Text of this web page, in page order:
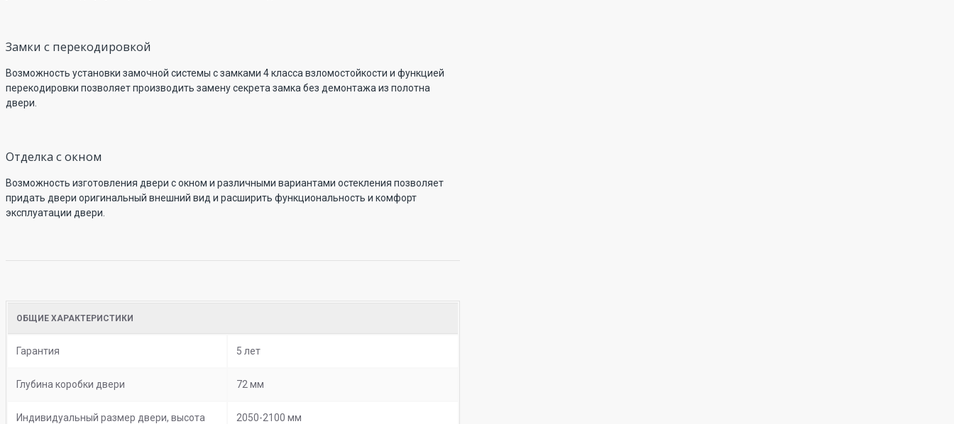
Замки с перекодировкой
Возможность установки замочной системы с замками 4 класса взломостойкости и функцией
перекодировки позволяет производить замену секрета замка без демонтажа из полотна
двери.
Отделка с окном
Возможность изготовления двери с окном и различными вариантами остекления позволяет
придать двери оригинальный внешний вид и расширить функциональность и комфорт
эксплуатации двери.
ОБЩИЕ ХАРАКТЕРИСТИКИ
Гарантия 5 лет
Глубина коробки двери 72 мм
Индивидуальный размер двери, высота 2050-2100 мм